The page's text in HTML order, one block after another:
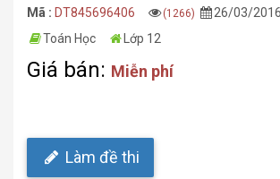
Mã : DT845696406 (1266)
26/03/
Toán Học
Lớp 12
Giá bán: Miễn phí
Làm đề thi